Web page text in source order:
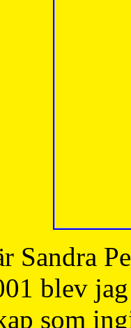
Sandra
blev
som